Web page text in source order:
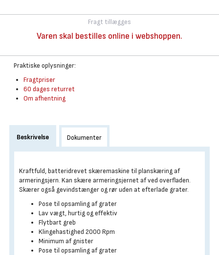
Fragt tillægges
Varen skal bestilles online i webshoppen.
Praktiske oplysninger:
Fragtpriser
60 dages returret
Om afhentning
Beskrivelse Dokumenter
Kraftfuld, batteridrevet skæremaskine til planskæring af
armeringsjern. Kan skære armeringsjernet af ved overfladen.
Skærer også gevindstænger og rør uden at efterlade grater.
Pose til opsamling af grater
Lav vægt, hurtig og effektiv
Flytbart greb
Klingehastighed 2000 Rpm
Minimum af gnister
Pose til opsamling af grater